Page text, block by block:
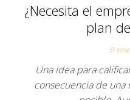
¿Necesita el
plan
El
Una idea para
consecuencia de